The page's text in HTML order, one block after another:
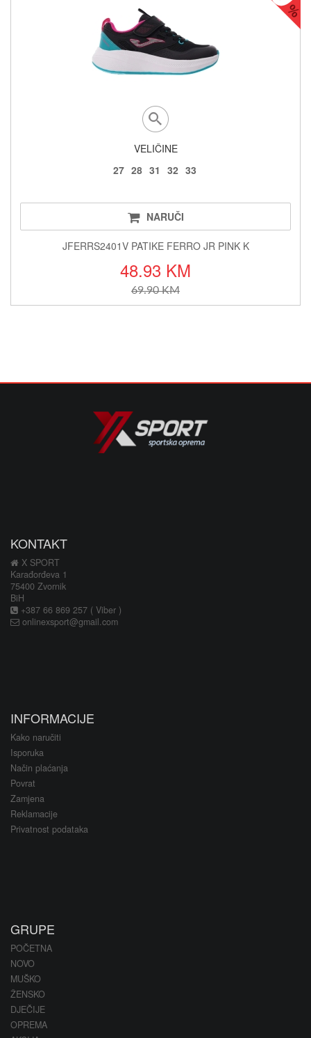
VELIČINE
27 28 31 32 33
NARUČI
JFERRS2401V PATIKE FERRO JR PINK K
48.93 KM
69.90 KM
KONTAKT
X SPORT
Karađorđeva 1
75400 Zvornik
BiH
+387 66 869 257 ( Viber )
onlinexsport@gmail.com
INFORMACIJE
Kako naručiti
Isporuka
Način plaćanja
Povrat
Zamjena
Reklamacije
Privatnost podataka
GRUPE
POČETNA
NOVO
MUŠKO
ŽENSKO
DJEČIJE
OPREMA